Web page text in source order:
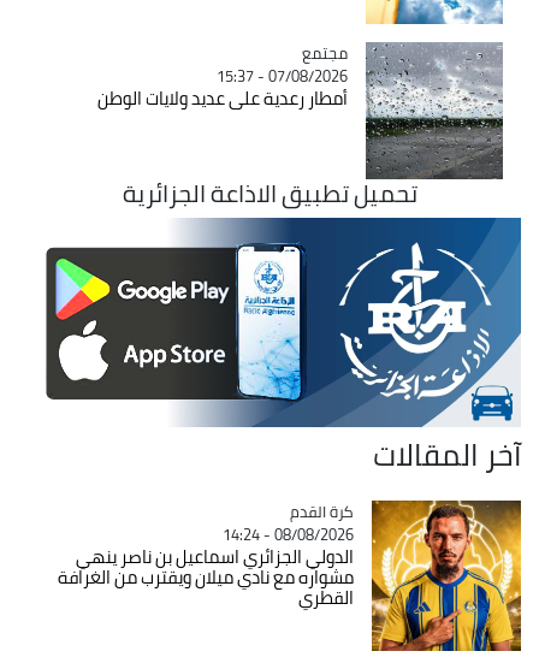
Catégorie
مجتمع
07/08/2026 - 15:37
أمطار رعدية على عديد ولايات الوطن
تحميل تطبيق الاذاعة الجزائرية
آخر المقالات
Catégorie
كرة القدم
08/08/2026 - 14:24
الدولي الجزائري اسماعيل بن ناصر ينهي
مشواره مع نادي ميلان ويقترب من الغرافة
القطري